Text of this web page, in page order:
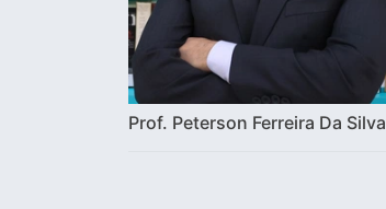
Prof. Peterson Ferreira Da Silva